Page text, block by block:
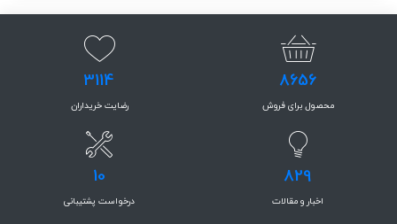
8656
محصول برای فروش
3114
رضایت خریداران
829
اخبار و مقالات
10
درخواست پشتیبانی